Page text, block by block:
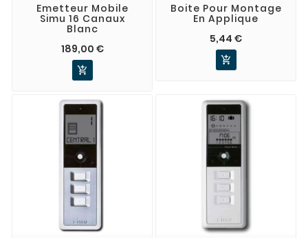
Emetteur Mobile
Simu 16 Canaux
Blanc
189,00 €

Boite Pour Montage
En Applique
5,44 €
